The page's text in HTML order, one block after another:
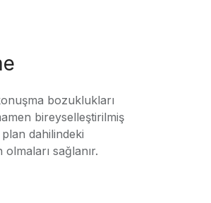
bozuklukları
bireyselleştirilmiş
dahilindeki
sağlanır.